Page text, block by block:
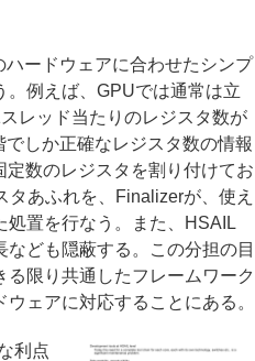
ードウェアに合わせたシンプ
。例えば、GPUでは通常は立
レッド当たりのレジスタ数が
しか正確なレジスタ数の情報
数のレジスタを割り付けてお
あふれを、Finalizerが、使え
処置を行なう。また、HSAIL
ども隠蔽する。この分担の目
限り共通したフレームワーク
ェアに対応することにある。
利点